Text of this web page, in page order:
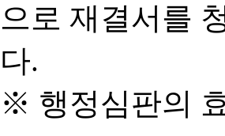
으로 재결서를
다.
※ 행정심판의